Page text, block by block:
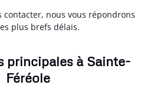
contacter, nous vous répondrons
plus brefs délais.
principales à Sainte-
Féréole